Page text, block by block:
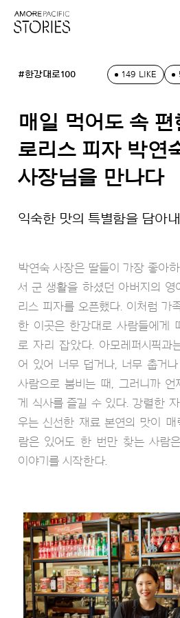
#한강대로100 149 LIKE
매일 먹어도 속 편
로리스 피자 박연
사장님을 만나다
익숙한 맛의 특별함을 담아
박연숙 사장은 딸들이 가장 좋아
서 군 생활을 하셨던 아버지의 영
리스 피자를 오픈했다. 이처럼 가
한 이곳은 한강대로 사람들에게
로 자리 잡았다. 아모레퍼시픽과
어 있어 너무 덥거나, 너무 춥거
사람으로 붐비는 때, 그러니까 언
게 식사를 즐길 수 있다. 강렬한
우는 신선한 재료 본연의 맛이
람은 있어도 한 번만 찾는 사람
이야기를 시작한다.